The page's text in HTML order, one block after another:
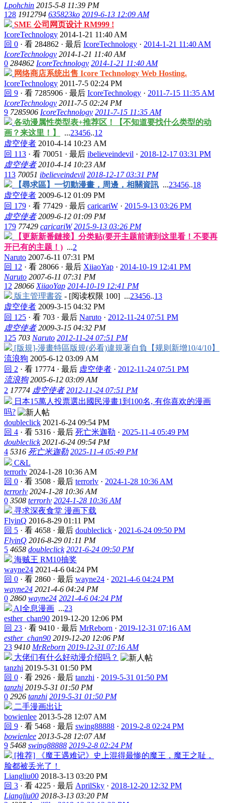
Lpohchin 2015-5-8 11:39 PM
128 1912794 635823ko 2019-6-13 12:09 AM
SME 公司网页设计 RM999 !
IcoreTechnology 2014-1-21 11:40 AM
回 0 · 看 284862 · 最后 IcoreTechnology · 2014-1-21 11:40 AM
IcoreTechnology 2014-1-21 11:40 AM
0 284862 IcoreTechnology 2014-1-21 11:40 AM
网络商店系统出售 Icore Technology Web Hosting.
IcoreTechnology 2011-7-5 02:24 PM
回 9 · 看 7285906 · 最后 IcoreTechnology · 2011-7-15 11:35 AM
IcoreTechnology 2011-7-5 02:24 PM
9 7285906 IcoreTechnology 2011-7-15 11:35 AM
各动漫属性类型表+推荐区！【不知道要找什么类型的动
画？来这里！】
...23456..12
虚空使者 2010-4-14 10:23 AM
回 113 · 看 70051 · 最后 ibelieveindevil · 2018-12-17 03:31 PM
虚空使者 2010-4-14 10:23 AM
113 70051 ibelieveindevil 2018-12-17 03:31 PM
【尋求區】一切動漫畫，周邊，相關資訊 ...23456..18
虚空使者 2009-6-12 01:09 PM
回 179 · 看 77429 · 最后 caricariW · 2015-9-13 03:26 PM
虚空使者 2009-6-12 01:09 PM
179 77429 caricariW 2015-9-13 03:26 PM
【更新新番鏈接】分类贴(要开主题前请到这里看！不要再
开已有的主题！) ...2
Naruto 2007-6-11 07:31 PM
回 12 · 看 28066 · 最后 XiiaoYap · 2014-10-19 12:41 PM
Naruto 2007-6-11 07:31 PM
12 28066 XiiaoYap 2014-10-19 12:41 PM
版主管理書簽 - [阅读权限 100] ...23456..13
虚空使者 2009-3-15 04:32 PM
回 125 · 看 703 · 最后 Naruto · 2012-11-24 07:51 PM
虚空使者 2009-3-15 04:32 PM
125 703 Naruto 2012-11-24 07:51 PM
[版規]-漫畫特區版規(必看)違規著自負【规则新增10/4/10】
流浪狗 2005-6-12 03:09 AM
回 2 · 看 17774 · 最后 虚空使者 · 2012-11-24 07:51 PM
流浪狗 2005-6-12 03:09 AM
2 17774 虚空使者 2012-11-24 07:51 PM
日本15萬人投票選出國民漫畫1到100名, 有你喜欢的漫画
吗?
doubleclick 2021-6-24 09:54 PM
回 4 · 看 5316 · 最后 死亡米迦勒 · 2025-11-4 05:49 PM
doubleclick 2021-6-24 09:54 PM
4 5316 死亡米迦勒 2025-11-4 05:49 PM
C&L
terrorlv 2024-1-28 10:36 AM
回 0 · 看 3508 · 最后 terrorlv · 2024-1-28 10:36 AM
terrorlv 2024-1-28 10:36 AM
0 3508 terrorlv 2024-1-28 10:36 AM
寻求深夜食堂 漫画下载
FlyinQ 2016-8-29 01:11 PM
回 5 · 看 4658 · 最后 doubleclick · 2021-6-24 09:50 PM
FlyinQ 2016-8-29 01:11 PM
5 4658 doubleclick 2021-6-24 09:50 PM
海贼王 RM10抽奖
wayne24 2021-4-6 04:24 PM
回 0 · 看 2860 · 最后 wayne24 · 2021-4-6 04:24 PM
wayne24 2021-4-6 04:24 PM
0 2860 wayne24 2021-4-6 04:24 PM
AI全息漫画 ...23
esther_chan90 2019-12-20 12:06 PM
回 23 · 看 9410 · 最后 MrReborn · 2019-12-31 07:16 AM
esther_chan90 2019-12-20 12:06 PM
23 9410 MrReborn 2019-12-31 07:16 AM
大佬们有什么好动漫介绍吗？
tanzhi 2019-5-31 01:50 PM
回 0 · 看 2926 · 最后 tanzhi · 2019-5-31 01:50 PM
tanzhi 2019-5-31 01:50 PM
0 2926 tanzhi 2019-5-31 01:50 PM
二手漫画出让
bowienlee 2013-5-28 12:07 AM
回 9 · 看 5468 · 最后 swing88888 · 2019-2-8 02:24 PM
bowienlee 2013-5-28 12:07 AM
9 5468 swing88888 2019-2-8 02:24 PM
[推荐] 《魔王遇难记》史上混得最惨的魔王，魔王之耻，
脸都被丢光了！
Liangliu00 2018-3-13 03:20 PM
回 3 · 看 4225 · 最后 AprilSky · 2018-12-20 12:32 PM
Liangliu00 2018-3-13 03:20 PM